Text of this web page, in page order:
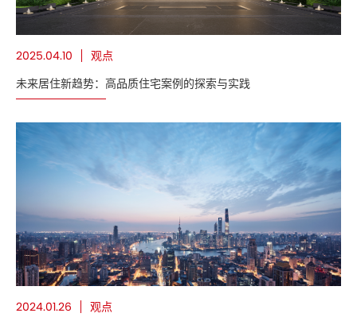
2025.04.10
观点
未来居住新趋势：高品质住宅案例的探索与实践
2024.01.26
观点